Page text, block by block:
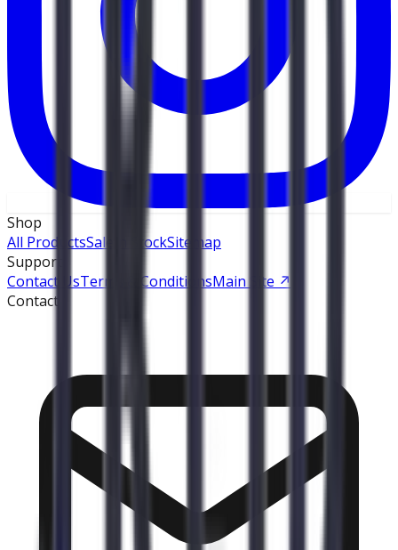
Shop
All ProductsSale In StockSitemap
Support
Contact UsTerms & ConditionsMain Site ↗
Contact